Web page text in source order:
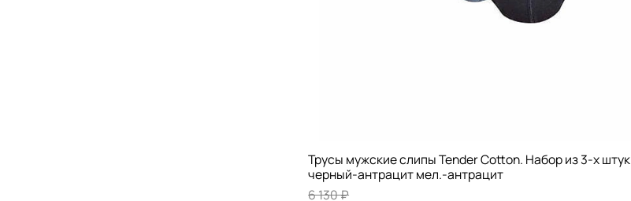
Трусы мужские слипы Tender Cotton. Набор из 3-х штук
черный-антрацит мел.-антрацит
6 130 ₽